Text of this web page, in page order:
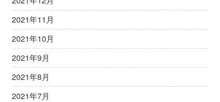
2021年11月
2021年10月
2021年9月
2021年8月
2021年7月